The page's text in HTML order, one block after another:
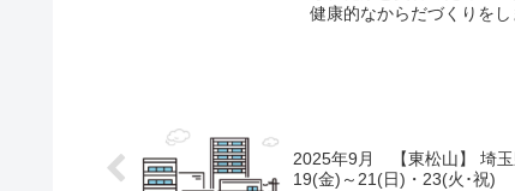
健康的なからだづくりを
2025年9月 【東松山】 埼玉
19(金)～21(日)・23(火･祝)